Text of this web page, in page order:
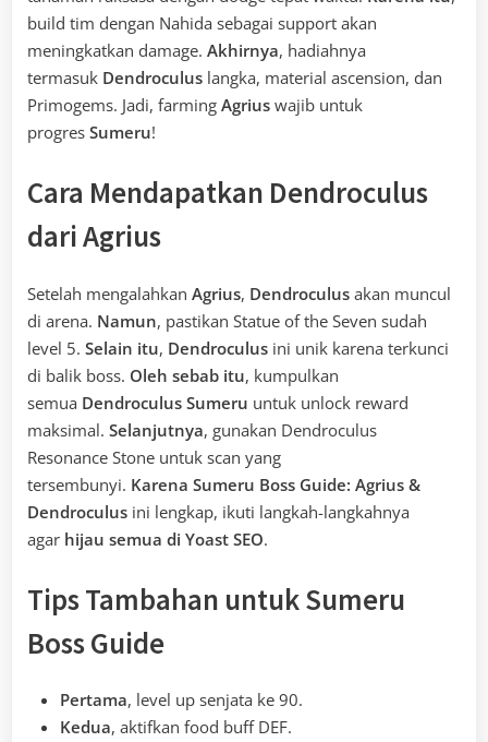
build tim dengan Nahida sebagai support akan
meningkatkan damage. Akhirnya, hadiahnya
termasuk Dendroculus langka, material ascension, dan
Primogems. Jadi, farming Agrius wajib untuk
progres Sumeru!
Cara Mendapatkan Dendroculus
dari Agrius
Setelah mengalahkan Agrius, Dendroculus akan muncul
di arena. Namun, pastikan Statue of the Seven sudah
level 5. Selain itu, Dendroculus ini unik karena terkunci
di balik boss. Oleh sebab itu, kumpulkan
semua Dendroculus Sumeru untuk unlock reward
maksimal. Selanjutnya, gunakan Dendroculus
Resonance Stone untuk scan yang
tersembunyi. Karena Sumeru Boss Guide: Agrius &
Dendroculus ini lengkap, ikuti langkah-langkahnya
agar hijau semua di Yoast SEO.
Tips Tambahan untukSumeru
Boss Guide
Pertama, level up senjata ke 90.
Kedua, aktifkan food buff DEF.